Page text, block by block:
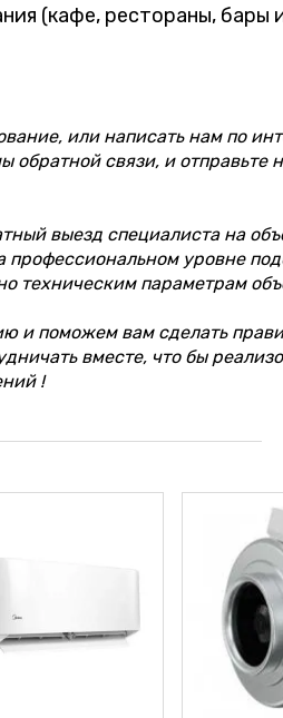
(кафе, рестораны, бары
или написать нам по
обратной связи, и отправьте
выезд специалиста на
уровне
техническим параметрам
и поможем вам сделать
вместе, что бы
!